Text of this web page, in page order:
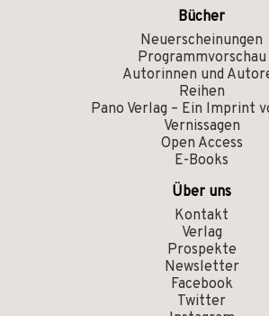
Bücher
Neuerscheinungen
Programmvorschau
Autorinnen und
Reihen
Pano Verlag – Ein Imprint
Vernissagen
Open Access
E-Books
Über uns
Kontakt
Verlag
Prospekte
Newsletter
Facebook
Twitter